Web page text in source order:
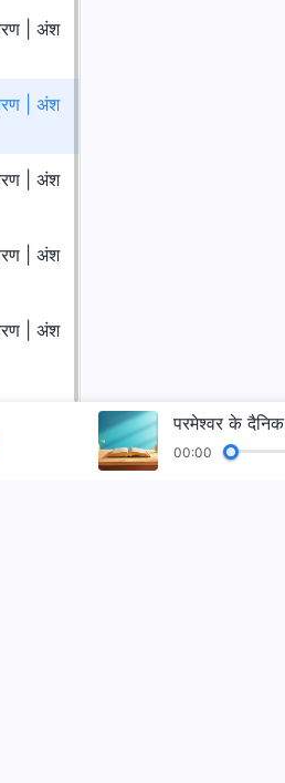
| अंश
| अंश
| अंश
| अंश
| अंश
परमेश्वर के
00:00